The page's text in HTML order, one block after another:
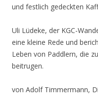
und festlich gedeckten
Uli Lüdeke, der KGC-
eine kleine Rede und
Leben von Paddlern, die
beitrugen.
von Adolf Timmermann,